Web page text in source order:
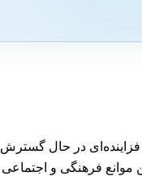
در حال گسترش
موانع فرهنگی و